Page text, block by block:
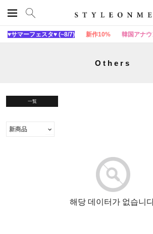
♥サマーフェスタ♥ (~8/7) 新作10% 韓国アナ
Others
一覧
해당 데이터가 없습니